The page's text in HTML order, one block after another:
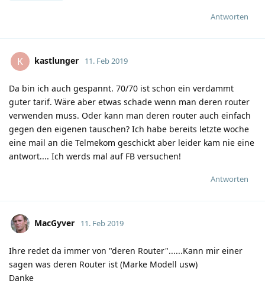
Antworten
K kastlunger 11. Feb 2019
Da bin ich auch gespannt. 70/70 ist schon ein verdammt
guter tarif. Wäre aber etwas schade wenn man deren router
verwenden muss. Oder kann man deren router auch einfach
gegen den eigenen tauschen? Ich habe bereits letzte woche
eine mail an die Telmekom geschickt aber leider kam nie eine
antwort.... Ich werds mal auf FB versuchen!
Antworten
MacGyver 11. Feb 2019
Ihre redet da immer von "deren Router"......Kann mir einer
sagen was deren Router ist (Marke Modell usw)
Danke